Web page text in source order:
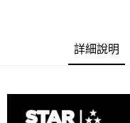
詳細說明